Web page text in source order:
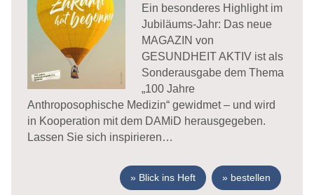
Ein besonderes Highlight im
Jubiläums-Jahr: Das neue
MAGAZIN von
GESUNDHEIT AKTIV ist als
Sonderausgabe dem Thema
„100 Jahre
Anthroposophische Medizin“ gewidmet – und wird
in Kooperation mit dem DAMiD herausgegeben.
Lassen Sie sich inspirieren…
bestellen
Blick ins Heft